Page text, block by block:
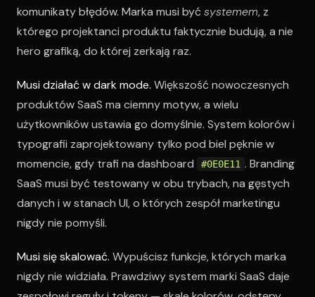
komunikaty błędów. Marka musi byćsystemem, z
którego projektanci produktu faktycznie budują, a nie
hero grafiką, do której zerkają raz.
Musi działać w dark mode. Większość nowoczesnych
produktów SaaS ma ciemny motyw, a wielu
użytkowników ustawia go domyślnie. System kolorów i
typografii zaprojektowany tylko pod biel pęknie w
momencie, gdy trafi na dashboard
#0E0E11 . Branding
SaaS musi być testowany w obu trybach, na gęstych
danych i w stanach UI, o których zespół marketingu
nigdy nie pomyśli.
Musi się skalować. Wypuścisz funkcje, których marka
nigdy nie widziała. Prawdziwy system marki SaaS daje